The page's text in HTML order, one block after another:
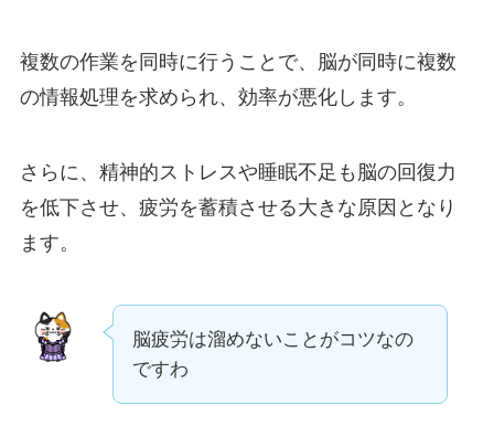
複数の作業を同時に行うことで、脳が同時に複数
の情報処理を求められ、効率が悪化します。
さらに、精神的ストレスや睡眠不足も脳の回復力
を低下させ、疲労を蓄積させる大きな原因となり
ます。
脳疲労は溜めないことがコツなの
ですわ